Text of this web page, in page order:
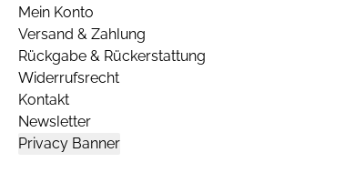
Mein Konto
Versand & Zahlung
Rückgabe & Rückerstattung
Widerrufsrecht
Kontakt
Newsletter
Privacy Banner